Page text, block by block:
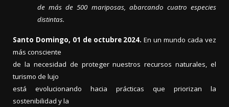
de más de 500 mariposas, abarcando cuatro especies
distintas.
Santo Domingo, 01 de octubre 2024.En un mundo cada vez
más consciente
de la necesidad de proteger nuestros recursos naturales, el
turismo de lujo
está evolucionando hacia prácticas que priorizan la
sostenibilidad y la